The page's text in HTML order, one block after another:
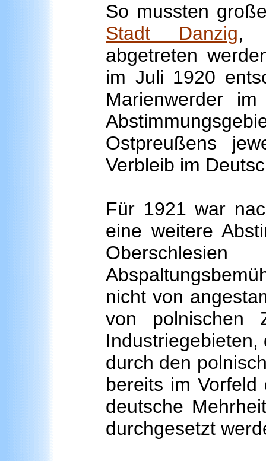
So mussten
Stadt Danzig
abgetreten
im Juli 1920
Marienwerder
Ostpreußens
Verbleib im
Für 1921 war
eine weitere
nicht von
von polnischen
durch den
bereits im
deutsche
durchgesetzt